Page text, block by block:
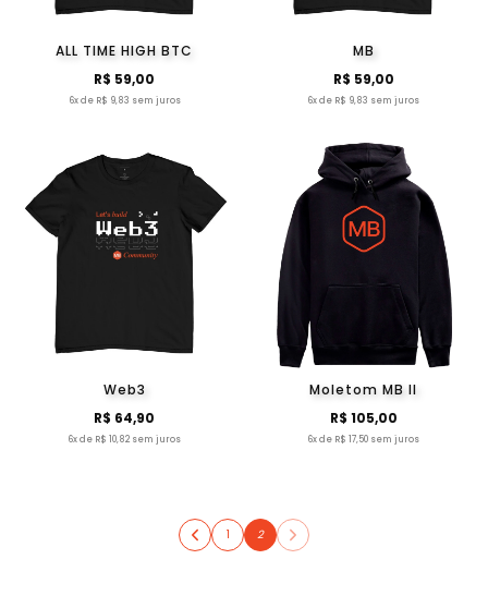
ALL TIME HIGH BTC
R$ 59,00
6x de R$ 9,83 sem juros
MB
R$ 59,00
6x de R$ 9,83 sem juros
Web3
R$ 64,90
6x de R$ 10,82 sem juros
Moletom MB II
R$ 105,00
6x de R$ 17,50 sem juros
1 2